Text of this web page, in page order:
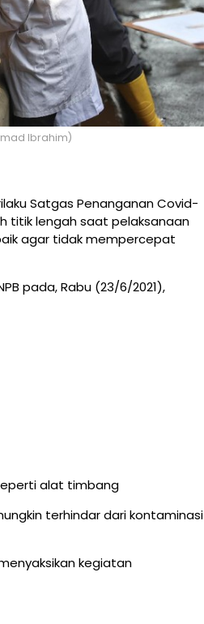
Ibrahim)
Satgas Penanganan Covid-
titik lengah saat pelaksanaan
agar tidak mempercepat
pada, Rabu (23/6/2021),
alat timbang
terhindar dari kontaminasi
kegiatan